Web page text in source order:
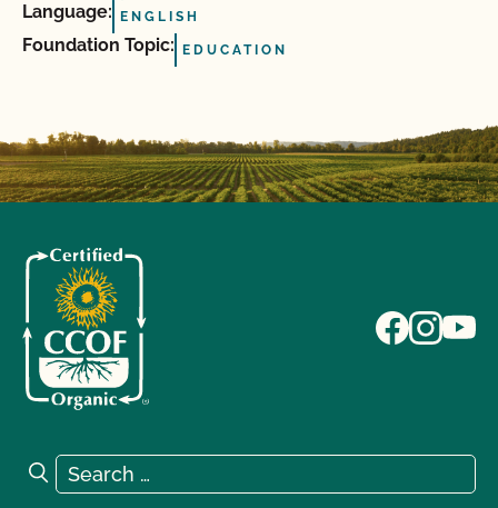
Language: ENGLISH
Foundation Topic: EDUCATION
Search for:
Search